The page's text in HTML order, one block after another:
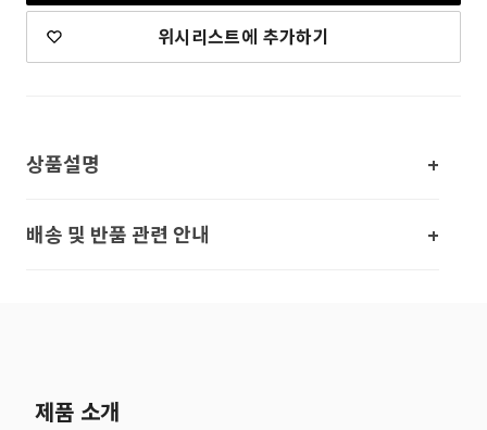
위시리스트에 추가하기
상품설명
배송 및 반품 관련 안내
제품 소개